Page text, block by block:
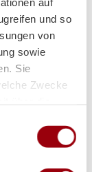
und so
von
sowie
Sie
Zwecke